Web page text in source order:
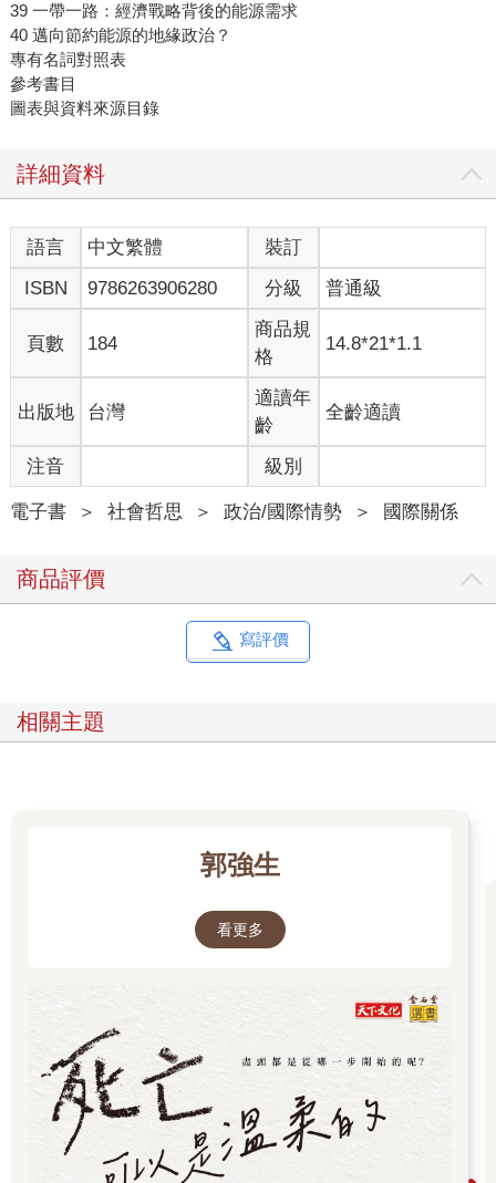
39 一帶一路：經濟戰略背後的能源需求
40 邁向節約能源的地緣政治？
專有名詞對照表
參考書目
圖表與資料來源目錄
詳細資料
語言 中文繁體
裝訂
ISBN
9786263906280 分級 普通級
頁數 184
商品規
格
14.8*21*1.1
出版地 台灣
適讀年
齡
全齡適讀
注音 級別
電子書 ＞ 社會哲思 ＞ 政治/國際情勢 ＞ 國際關係
商品評價
寫評價
相關主題
郭強生
看更多